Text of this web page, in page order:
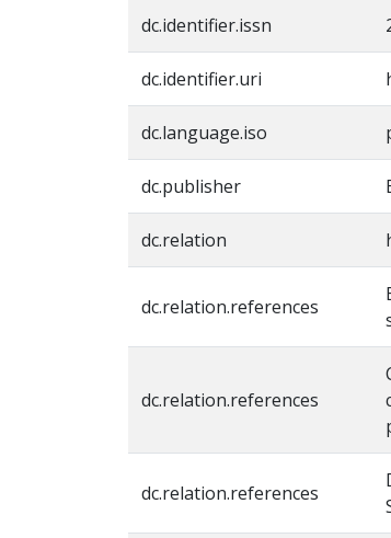
dc.identifier.issn
dc.identifier.uri
dc.language.iso
dc.publisher
dc.relation
dc.relation.references
dc.relation.references
dc.relation.references